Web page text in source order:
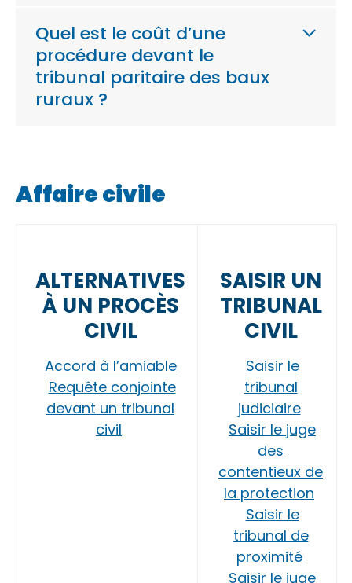
Quel est le coût d’une
procédure devant le
tribunal paritaire des baux
ruraux ?
Affaire civile
ALTERNATIVES
À UN PROCÈS
CIVIL
Accord à l’amiable
Requête conjointe
devant un tribunal
civil
SAISIR UN
TRIBUNAL
CIVIL
Saisir le
tribunal
judiciaire
Saisir le juge
des
contentieux de
la protection
Saisir le
tribunal de
proximité
Saisir le juge